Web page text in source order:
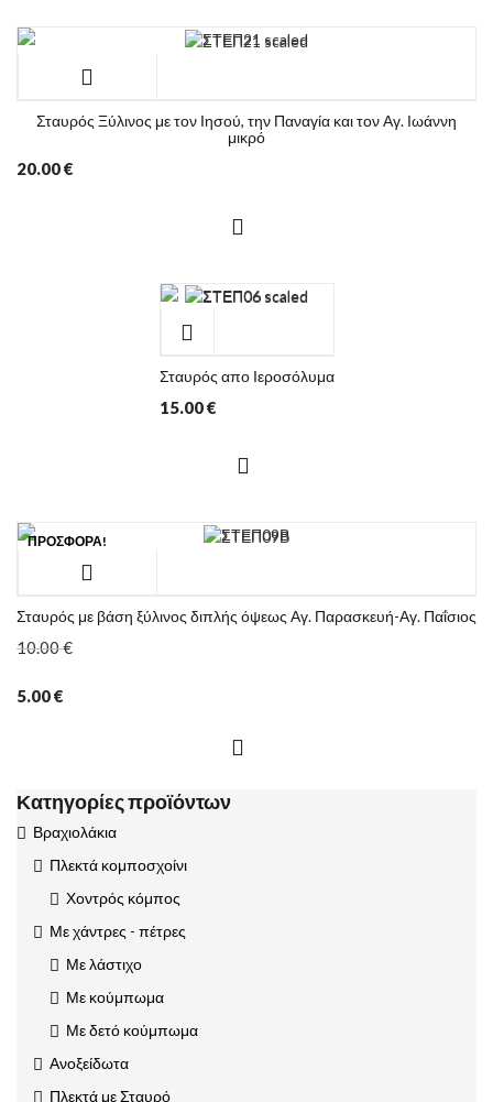
Σταυρός Ξύλινος με τον Ιησού, την Παναγία και τον Αγ. Ιωάννη
μικρό
20.00€
Σταυρός απο Ιεροσόλυμα
15.00€
ΠΡΟΣΦΟΡΆ!
Σταυρός με βάση ξύλινος διπλής όψεως Αγ. Παρασκευή-Αγ. Παΐσιος
10.00€
5.00€
Κατηγορίες προϊόντων
Βραχιολάκια
Πλεκτά κομποσχοίνι
Χοντρός κόμπος
Με χάντρες - πέτρες
Με λάστιχο
Με κούμπωμα
Με δετό κούμπωμα
Ανοξείδωτα
Πλεκτά με Σταυρό